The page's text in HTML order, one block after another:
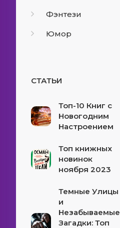
Фэнтези
Юмор
СТАТЬИ
Топ-10 Книг с
Новогодним
Настроением
Топ книжных
новинок
ноября 2023
Темные Улицы
и
Незабываемые
Загадки: Топ